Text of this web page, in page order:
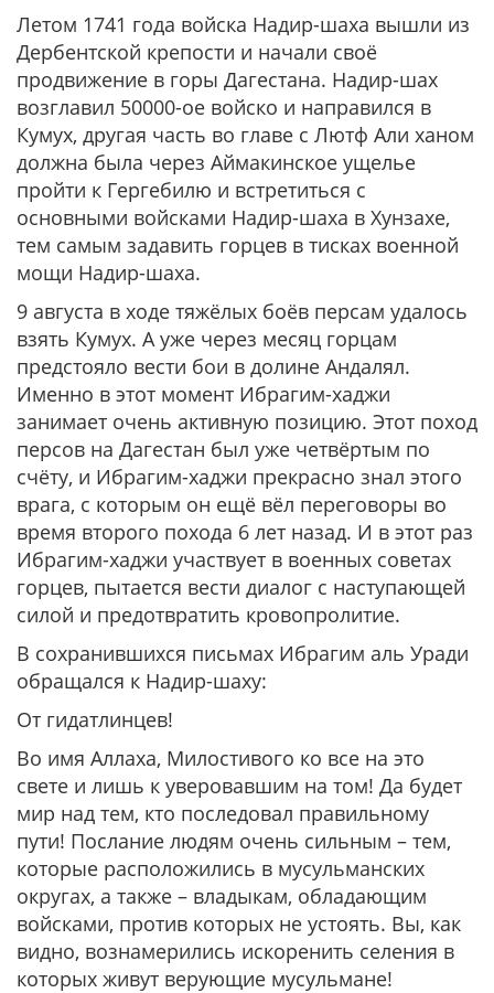
Летом 1741 года войска Надир-шаха вышли из
Дербентской крепости и начали своё
продвижение в горы Дагестана. Надир-шах
возглавил 50000-ое войско и направился в
Кумух, другая часть во главе с Лютф Али ханом
должна была через Аймакинское ущелье
пройти к Гергебилю и встретиться с
основными войсками Надир-шаха в Хунзахе,
тем самым задавить горцев в тисках военной
мощи Надир-шаха.
9 августа в ходе тяжёлых боёв персам удалось
взять Кумух. А уже через месяц горцам
предстояло вести бои в долине Андалял.
Именно в этот момент Ибрагим-хаджи
занимает очень активную позицию. Этот поход
персов на Дагестан был уже четвёртым по
счёту, и Ибрагим-хаджи прекрасно знал этого
врага, с которым он ещё вёл переговоры во
время второго похода 6 лет назад. И в этот раз
Ибрагим-хаджи участвует в военных советах
горцев, пытается вести диалог с наступающей
силой и предотвратить кровопролитие.
В сохранившихся письмах Ибрагим аль Уради
обращался к Надир-шаху:
От гидатлинцев!
Во имя Аллаха, Милостивого ко все на это
свете и лишь к уверовавшим на том! Да будет
мир над тем, кто последовал правильному
пути! Послание людям очень сильным – тем,
которые расположились в мусульманских
округах, а также – владыкам, обладающим
войсками, против которых не устоять. Вы, как
видно, вознамерились искоренить селения в
которых живут верующие мусульмане!